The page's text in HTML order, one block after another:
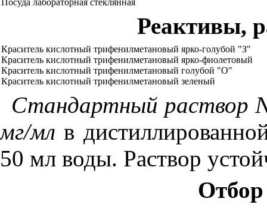
Посуда лабораторная стеклянная
Реактивы,
Краситель кислотный трифенилметановый ярко-голубой "З"
Краситель кислотный трифенилметановый ярко-фиолетовый
Краситель кислотный трифенилметановый голубой "О"
Краситель кислотный трифенилметановый зеленый
Стандартный раствор
мг/млв
50 мл воды. Раствор